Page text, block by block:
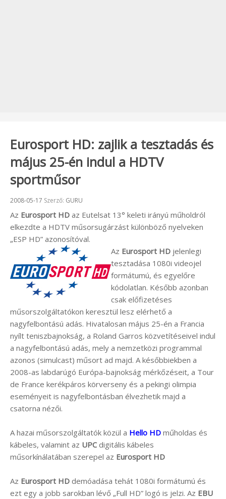
Eurosport HD: zajlik a tesztadás és
május 25-én indul a HDTV
sportműsor
Beküldve:
2008-05-17 Szerző: GURU
Az Eurosport HD az Eutelsat 13° keleti irányú műholdról
elkezdte a HDTV műsorsugárzást különböző nyelveken
„ESP HD” azonosítóval.
Az Eurosport HD jelenlegi
tesztadása 1080i videojel
formátumú, és egyelőre
kódolatlan. Később azonban
csak előfizetéses
műsorszolgáltatókon keresztül lesz elérhető a
nagyfelbontású adás. Hivatalosan május 25-én a Francia
nyílt teniszbajnokság, a Roland Garros közvetítéseivel indul
a nagyfelbontású adás, mely a nemzetközi programmal
azonos (simulcast) műsort ad majd. A későbbiekben a
2008-as labdarúgó Európa-bajnokság mérkőzéseit, a Tour
de France kerékpáros körverseny és a pekingi olimpia
eseményeit is nagyfelbontásban élvezhetik majd a
csatorna nézői.
A hazai műsorszolgáltatók közül a Hello HD műholdas és
kábeles, valamint az UPCdigitális kábeles
műsorkínálatában szerepel az Eurosport HD
Az Eurosport HD demóadása tehát 1080i formátumú és
ezt egy a jobb sarokban lévő „Full HD” logó is jelzi. Az EBU